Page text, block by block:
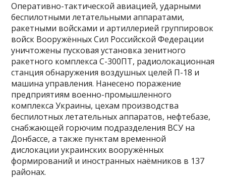
Оперативно-тактической авиацией, ударными
беспилотными летательными аппаратами,
ракетными войсками и артиллерией группировок
войск Вооружённых Сил Российской Федерации
уничтожены пусковая установка зенитного
ракетного комплекса С-300ПТ, радиолокационная
станция обнаружения воздушных целей П-18 и
машина управления. Нанесено поражение
предприятиям военно-промышленного
комплекса Украины, цехам производства
беспилотных летательных аппаратов, нефтебазе,
снабжающей горючим подразделения ВСУ на
Донбассе, а также пунктам временной
дислокации украинских вооружённых
формирований и иностранных наёмников в 137
районах.